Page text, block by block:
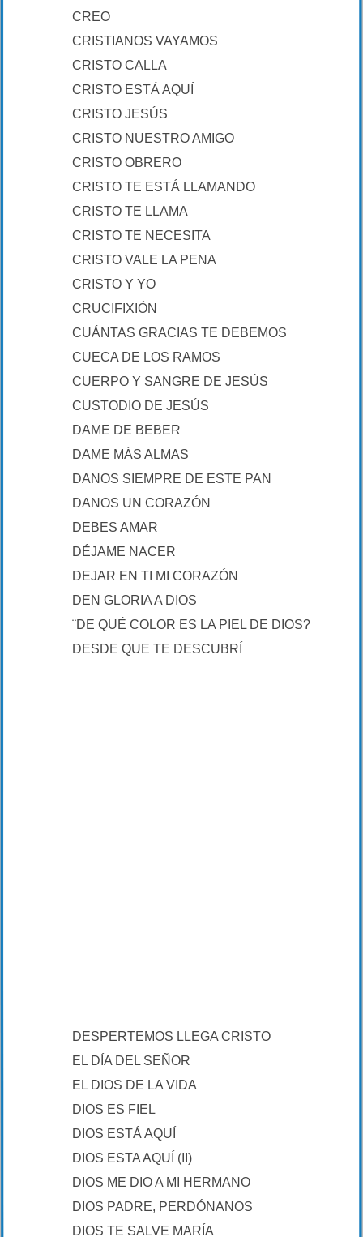
CREO
CRISTIANOS VAYAMOS
CRISTO CALLA
CRISTO ESTÁ AQUÍ
CRISTO JESÚS
CRISTO NUESTRO AMIGO
CRISTO OBRERO
CRISTO TE ESTÁ LLAMANDO
CRISTO TE LLAMA
CRISTO TE NECESITA
CRISTO VALE LA PENA
CRISTO Y YO
CRUCIFIXIÓN
CUÁNTAS GRACIAS TE DEBEMOS
CUECA DE LOS RAMOS
CUERPO Y SANGRE DE JESÚS
CUSTODIO DE JESÚS
DAME DE BEBER
DAME MÁS ALMAS
DANOS SIEMPRE DE ESTE PAN
DANOS UN CORAZÓN
DEBES AMAR
DÉJAME NACER
DEJAR EN TI MI CORAZÓN
DEN GLORIA A DIOS
¨DE QUÉ COLOR ES LA PIEL DE DIOS?
DESDE QUE TE DESCUBRÍ
DESPERTEMOS LLEGA CRISTO
EL DÍA DEL SEÑOR
EL DIOS DE LA VIDA
DIOS ES FIEL
DIOS ESTÁ AQUÍ
DIOS ESTA AQUÍ (II)
DIOS ME DIO A MI HERMANO
DIOS PADRE, PERDÓNANOS
DIOS TE SALVE MARÍA